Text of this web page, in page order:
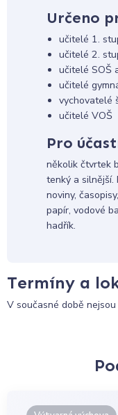
Určeno
učitelé 1.
učitelé 2.
učitelé SOŠ
učitelé
vychovatelé
učitelé VOŠ
Pro
několik čtvrtek
tenký a silnější.
noviny,
papír, vodové
hadřík.
Termíny a
V současné době